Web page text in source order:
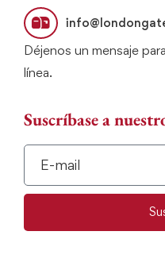
Déjenos un mensaje
línea.
Suscríbase a